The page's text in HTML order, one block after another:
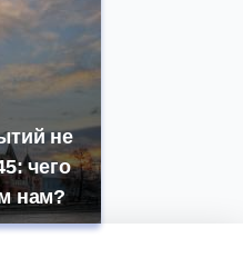
не
чего
нам?